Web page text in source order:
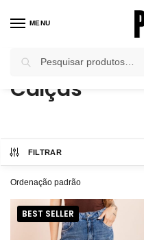
MENU
Início / Jeans / Calças
Calças
FILTRAR
BEST SELLER